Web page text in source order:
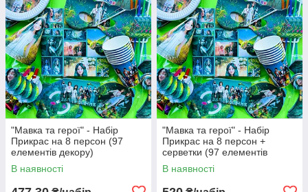
"Мавка та герої" - Набір
Прикрас на 8 персон (97
елементів декору)
В наявності
"Мавка та герої" - Набір
Прикрас на 8 персон +
серветки (97 елементів
декору)
В наявності